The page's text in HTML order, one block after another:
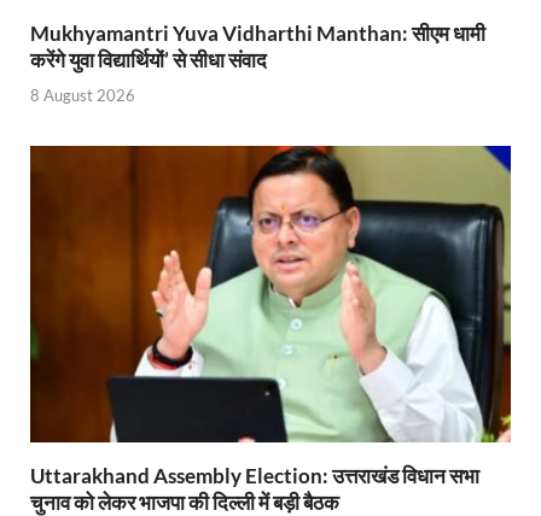
World Economic Forum: भारत की आर्थिक मजबूती के
Noida Engineer Case: एसआईटी गठन पर मृतक के
BJP National President Nitin Nabin: निर्विरोध चुने
New Jalpaiguri Railway Station: न्यू जलपाईगुड़ी
Jagran Forum: जागरण फोरम पर सीएम पुष्कर सिंह धामी
Uttar Pradesh Politics: मुक्त कंठ से यूपी को सराहा,
Vande Bharat Sleeper: देश को मिली पहली स्लीपर वन्दे
Vande Bharat Sleeper Update: वंदे भारत स्लीपर का
Uttarakhand Calender 2026: मुख्यमंत्री पुष्कर सिंह
Mukhyamantri Yuva Vidharthi Manthan: सीएम धामी
करेंगे युवा विद्यार्थियों’ से सीधा संवाद
8 August 2026
Uttarakhand Assembly Election: उत्तराखंड विधान सभा
चुनाव को लेकर भाजपा की दिल्ली में बड़ी बैठक